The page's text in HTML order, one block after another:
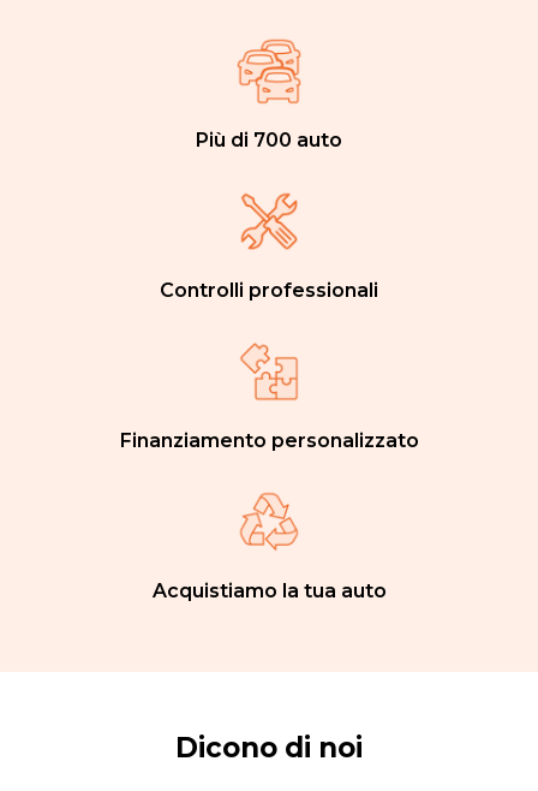
Più di 700 auto
Controlli professionali
Finanziamento personalizzato
Acquistiamo la tua auto
Dicono di noi